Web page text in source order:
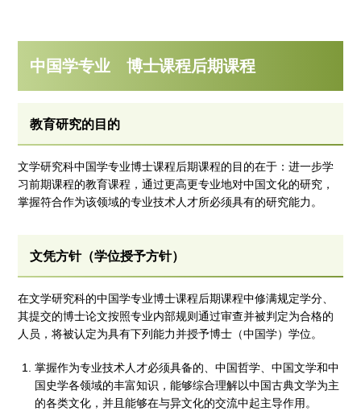
中国学专业 博士课程后期课程
教育研究的目的
文学研究科中国学专业博士课程后期课程的目的在于：进一步学
习前期课程的教育课程，通过更高更专业地对中国文化的研究，
掌握符合作为该领域的专业技术人才所必须具有的研究能力。
文凭方针（学位授予方针）
在文学研究科的中国学专业博士课程后期课程中修满规定学分、
其提交的博士论文按照专业内部规则通过审查并被判定为合格的
人员，将被认定为具有下列能力并授予博士（中国学）学位。
掌握作为专业技术人才必须具备的、中国哲学、中国文学和中
国史学各领域的丰富知识，能够综合理解以中国古典文学为主
的各类文化，并且能够在与异文化的交流中起主导作用。